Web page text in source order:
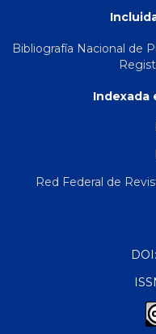
Bibliografía Nacional de
Indexada
Red Federal de
DOI: